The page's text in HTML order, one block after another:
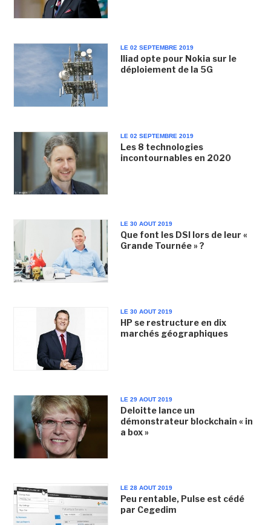
LE 02 SEPTEMBRE 2019
Iliad opte pour Nokia sur le
déploiement de la 5G
LE 02 SEPTEMBRE 2019
Les 8 technologies
incontournables en 2020
LE 30 AOUT 2019
Que font les DSI lors de leur «
Grande Tournée » ?
LE 30 AOUT 2019
HP se restructure en dix
marchés géographiques
LE 29 AOUT 2019
Deloitte lance un
démonstrateur blockchain « in
a box »
LE 28 AOUT 2019
Peu rentable, Pulse est cédé
par Cegedim